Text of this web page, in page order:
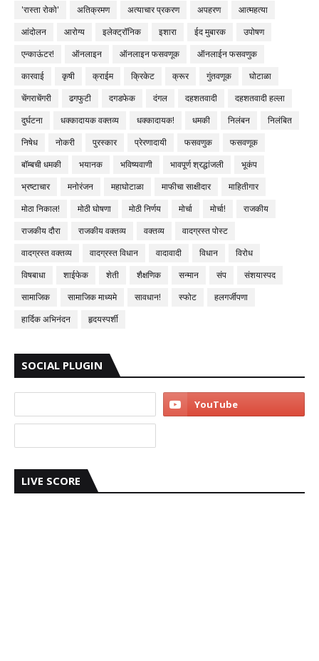
'रास्ता रोको' अतिक्रमण अत्याचार प्रकरण अपहरण
आत्महत्या
आंदोलन
आरोग्य इलेक्ट्रॉनिक इशारा ईद मुबारक
उपोषण
एन्काऊंटर!
ऑनलाइन ऑनलाइन फसवणूक
ऑनलाईन फसवणुक
कारवाई
कृषी क्राईम क्रिकेट क्रूर गुंतवणूक
घोटाळा
चेंगराचेंगरी
ढगफुटी दगडफेक दंगल दहशतवादी
दहशतवादी हल्ला
दुर्घटना
धक्कादायक वक्तव्य धक्कादायक! धमकी निलंबन
निलंबित
निषेध
नोकरी पुरस्कार प्रेरणादायी फसवणुक
फसवणूक
बॉम्बची धमकी
भयानक भविष्यवाणी भावपूर्ण श्रद्धांजली
भूकंप
भ्रष्टाचार
मनोरंजन महाघोटाळा माफीचा साक्षीदार
माहितीगार
मोठा निकाल!
मोठी घोषणा मोठी निर्णय मोर्चा मोर्चा!
राजकीय
राजकीय दौरा
राजकीय वक्तव्य वक्तव्य
वादग्रस्त पोस्ट
वादग्रस्त वक्तव्य
वादग्रस्त विधान वादावादी विधान
विरोध
विषबाधा
शाईफेक शेती शैक्षणिक सन्मान संप
संशयास्पद
सामाजिक
सामाजिक माध्यमे सावधान! स्फोट
हलगर्जीपणा
हार्दिक अभिनंदन
हृदयस्पर्शी
SOCIAL PLUGIN
LIVE SCORE